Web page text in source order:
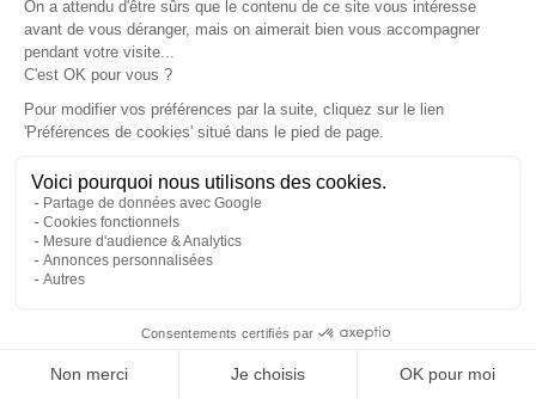
Clever VANS Célébration 600, des astuces et
de belles finitions
18/07/2026